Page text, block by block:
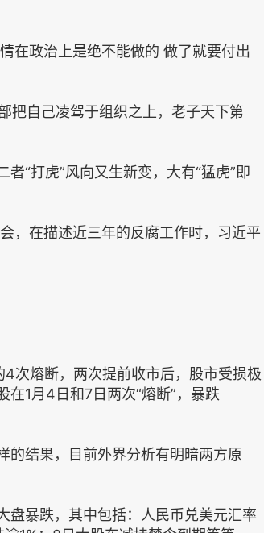
在政治上是绝不能做的 做了就要付出
把自己凌驾于组织之上，老子天下第
“打虎”风向又生新变，大有“猛虎”即
，在描述近三年的反腐工作时，习近平
次熔断，两次提前收市后，股市受损极
1月4日和7日两次“熔断”，暴跌
的结果，目前外界分析有明暗两方原
盘暴跌，其中包括：人民币兑美元汇率